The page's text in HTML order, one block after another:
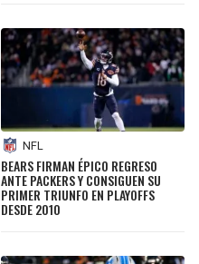
NFL
BEARS FIRMAN ÉPICO REGRESO
ANTE PACKERS Y CONSIGUEN SU
PRIMER TRIUNFO EN PLAYOFFS
DESDE 2010